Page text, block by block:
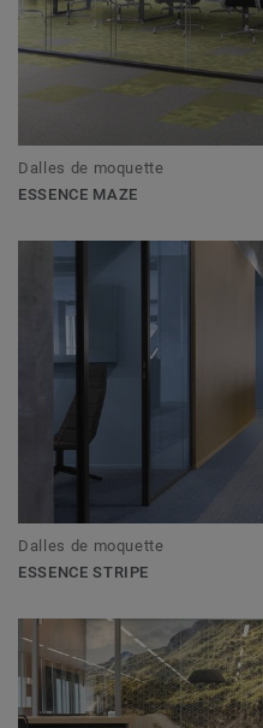
Dalles de moquette
ESSENCE MAZE
Dalles de moquette
ESSENCE STRIPE